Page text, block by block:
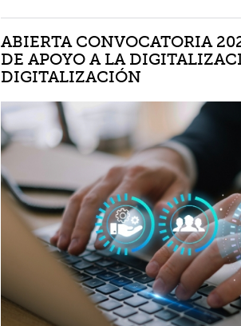
ABIERTA CONVOCATORIA
DE APOYO A LA
DIGITALIZACIÓN